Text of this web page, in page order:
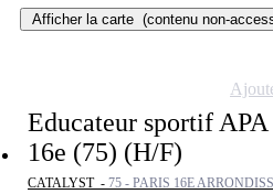
Afficher la carte (contenu non-
Educateur sportif APA
16e (75) (H/F)
CATALYST - 75 - PARIS 16E